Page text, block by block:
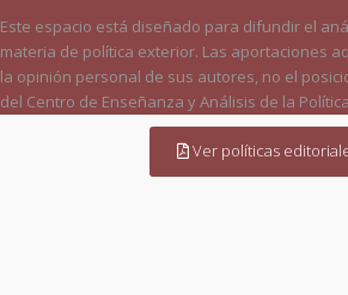
Este espacio está diseñado para difundir el
materia de política exterior. Las aportaciones
la opinión personal de sus autores, no el
del Centro de Enseñanza y Análisis de la
Ver políticas